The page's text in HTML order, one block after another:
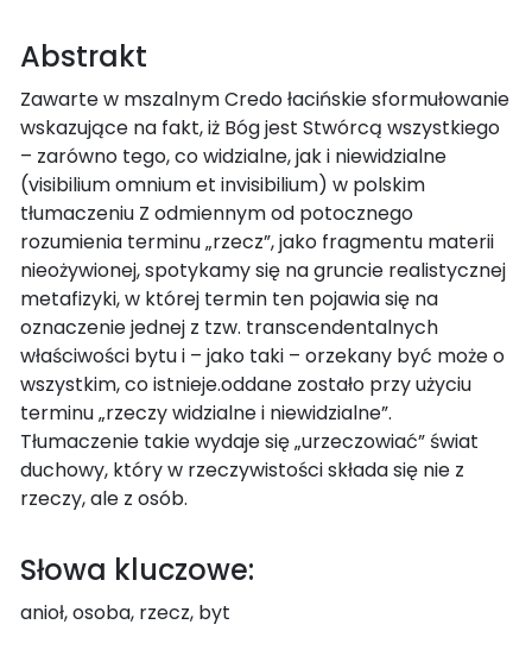
Abstrakt
Zawarte w mszalnym Credo łacińskie sformułowanie
wskazujące na fakt, iż Bóg jest Stwórcą wszystkiego
– zarówno tego, co widzialne, jak i niewidzialne
(visibilium omnium et invisibilium) w polskim
tłumaczeniu Z odmiennym od potocznego
rozumienia terminu „rzecz”, jako fragmentu materii
nieożywionej, spotykamy się na gruncie realistycznej
metafizyki, w której termin ten pojawia się na
oznaczenie jednej z tzw. transcendentalnych
właściwości bytu i – jako taki – orzekany być może o
wszystkim, co istnieje.oddane zostało przy użyciu
terminu „rzeczy widzialne i niewidzialne”.
Tłumaczenie takie wydaje się „urzeczowiać” świat
duchowy, który w rzeczywistości składa się nie z
rzeczy, ale z osób.
Słowa kluczowe:
anioł, osoba, rzecz, byt